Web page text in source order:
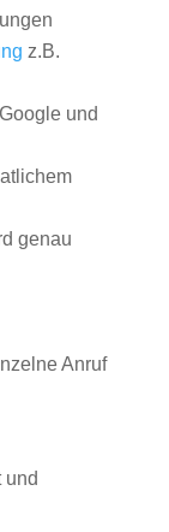
z.B.
Google und
genau
Anruf
und